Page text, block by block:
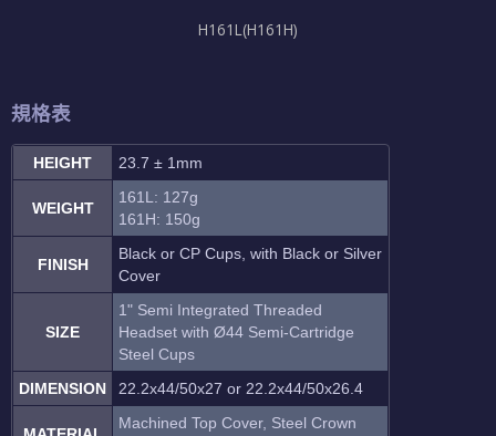
H161L(H161H)
規格表
HEIGHT 23.7 ± 1mm
WEIGHT
161L: 127g
161H: 150g
FINISH
Black or CP Cups, with Black or Silver
Cover
SIZE
1" Semi Integrated Threaded
Headset with Ø44 Semi-Cartridge
Steel Cups
DIMENSION
22.2x44/50x27 or 22.2x44/50x26.4
Machined Top Cover, Steel Crown